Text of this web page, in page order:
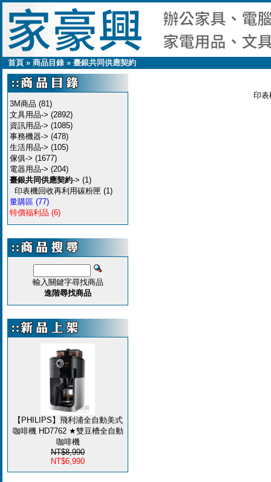
首頁 » 商品目錄» 臺銀共同供應契約
3M商品 (81)
文具用品-> (2892)
資訊用品-> (1085)
事務機器-> (478)
生活用品-> (105)
傢俱-> (1677)
電器用品-> (204)
臺銀共同供應契約-> (1)
印表機回收再利用碳粉匣 (1)
量購區 (77)
特價福利品 (6)
輸入關鍵字尋找商品
進階尋找商品
【PHILIPS】飛利浦全自動美式
咖啡機 HD7762 ★雙豆槽全自動
咖啡機
NT$8,990
NT$6,990
印表